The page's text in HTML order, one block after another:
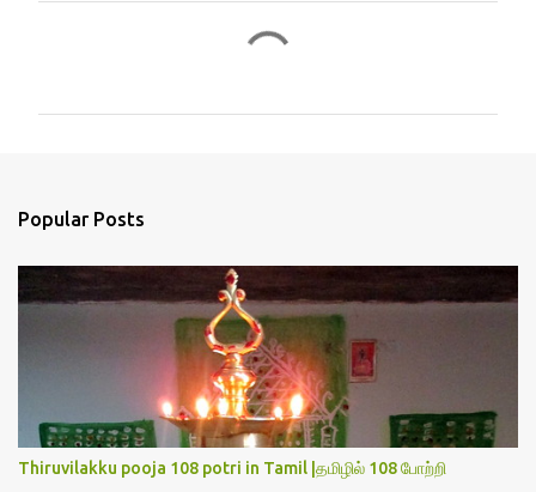
s
Popular Posts
Thiruvilakku pooja 108 potri in Tamil |தமிழில் 108 போற்றி